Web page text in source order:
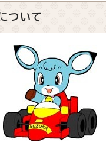
ついて